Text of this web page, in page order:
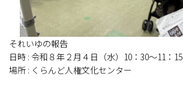
それいゆの報告
日時 : 令和８年２月４日（水）10：30～11：15
場所 : くらんど人権文化センター